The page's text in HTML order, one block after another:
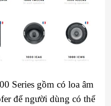
Series gồm có loa âm
để người dùng có thể